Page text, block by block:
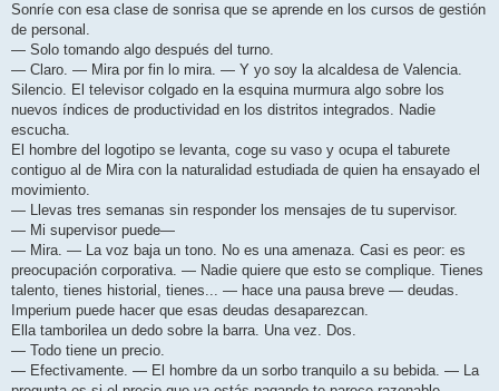
Sonríe con esa clase de sonrisa que se aprende en los cursos de gestión
de personal.
— Solo tomando algo después del turno.
— Claro. — Mira por fin lo mira. — Y yo soy la alcaldesa de Valencia.
Silencio. El televisor colgado en la esquina murmura algo sobre los
nuevos índices de productividad en los distritos integrados. Nadie
escucha.
El hombre del logotipo se levanta, coge su vaso y ocupa el taburete
contiguo al de Mira con la naturalidad estudiada de quien ha ensayado el
movimiento.
— Llevas tres semanas sin responder los mensajes de tu supervisor.
— Mi supervisor puede—
— Mira. — La voz baja un tono. No es una amenaza. Casi es peor: es
preocupación corporativa. — Nadie quiere que esto se complique. Tienes
talento, tienes historial, tienes... — hace una pausa breve — deudas.
Imperium puede hacer que esas deudas desaparezcan.
Ella tamborilea un dedo sobre la barra. Una vez. Dos.
— Todo tiene un precio.
— Efectivamente. — El hombre da un sorbo tranquilo a su bebida. — La